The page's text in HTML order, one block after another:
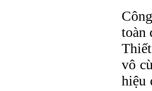
toàn
vô
hiệu